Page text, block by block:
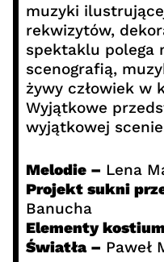
muzyki
rekwizytów,
spektaklu polega
scenografią,
żywy człowiek w
Wyjątkowe
wyjątkowej
Melodie – Lena
Projekt sukni
Banucha
Elementy
Światła – Paweł